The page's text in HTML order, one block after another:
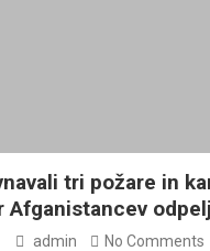
tri požare in
Afganistancev
admin No Comments